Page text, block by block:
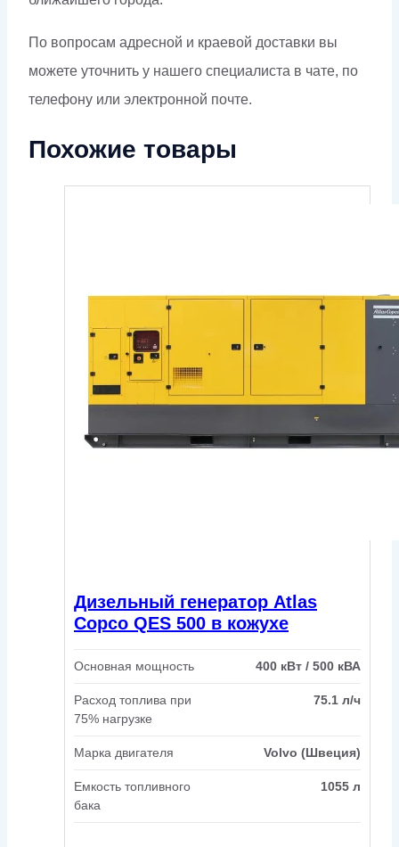
По вопросам адресной и краевой доставки вы
можете уточнить у нашего специалиста в чате, по
телефону или электронной почте.
Похожие товары
Дизельный генератор Atlas
Copco QES 500 в кожухе
Основная мощность 400 кВт / 500 кВА
Расход топлива при
75% нагрузке
75.1 л/ч
Марка двигателя Volvo (Швеция)
Емкость топливного
бака
1055 л